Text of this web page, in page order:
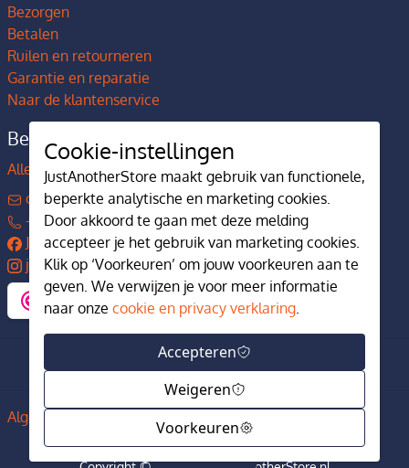
Filter
Bezorgen
Betalen
Ruilen en retourneren
Garantie en reparatie
Naar de klantenservice
Bedrijfsgegevens
Alles over JustAnotherStore
contact@justanotherstore.nl
+31 73 644 7405
JustAnotherStore
justanotherstore.nl
Algemene voorwaarden Privacy en cookiebeleid
Cookie-instellingen
JustAnotherStore maakt gebruik van functionele,
beperkte analytische en marketing cookies.
Door akkoord te gaan met deze melding
accepteer je het gebruik van marketing cookies.
Klik op ‘Voorkeuren’ om jouw voorkeuren aan te
geven. We verwijzen je voor meer informatie
naar onze cookie en privacy verklaring.
Accepteren
Weigeren
Voorkeuren